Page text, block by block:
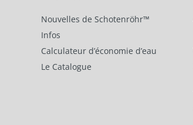
Nouvelles de Schotenröhr™
Infos
Calculateur d’économie d’eau
Le Catalogue